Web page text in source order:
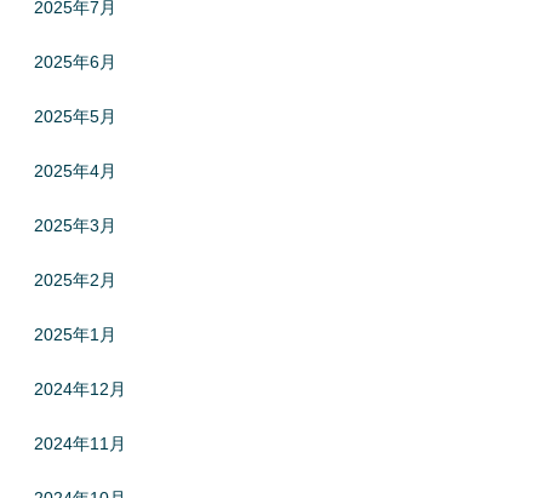
2025年7月
2025年6月
2025年5月
2025年4月
2025年3月
2025年2月
2025年1月
2024年12月
2024年11月